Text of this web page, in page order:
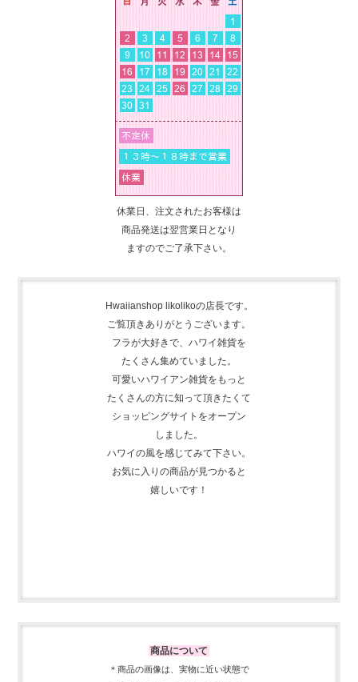
休業日、注文されたお客様は
商品発送は翌営業日となり
ますのでご了承下さい。
Hwaiianshop likolikoの店長です。
ご覧頂きありがとうございます。
フラが大好きで、 ハワイ雑貨を
たくさん集めていました。
可愛いハワイアン雑貨をもっと
たくさんの方に知って頂きたくて
ショッピングサイトをオープン
しました。
ハワイの風を感じてみて下さい。
お気に入りの商品が見つかると
嬉しいです！
商品について
＊商品の画像は、実物に近い状態で